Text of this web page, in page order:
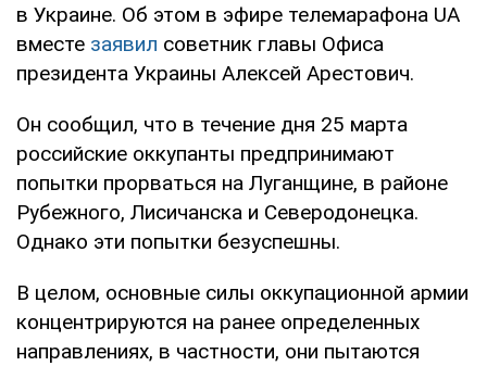
в Украине. Об этом в эфире телемарафона UA
вместе заявил советник главы Офиса
президента Украины Алексей Арестович.
Он сообщил, что в течение дня 25 марта
российские оккупанты предпринимают
попытки прорваться на Луганщине, в районе
Рубежного, Лисичанска и Северодонецка.
Однако эти попытки безуспешны.
В целом, основные силы оккупационной армии
концентрируются на ранее определенных
направлениях, в частности, они пытаются